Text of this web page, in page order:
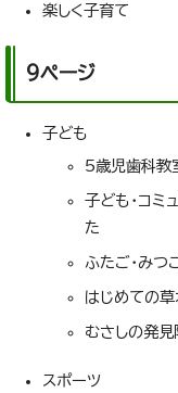
楽しく子育て
9ページ
子ども
5歳児歯科教
子ども・コミ
た
ふたご・みつ
はじめての
むさしの発見
スポーツ